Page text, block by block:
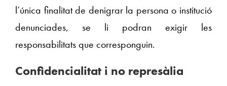
l’única finalitat de denigrar la persona o institució
denunciades, se li podran exigir les
responsabilitats que corresponguin.
Confidencialitat i no represàlia